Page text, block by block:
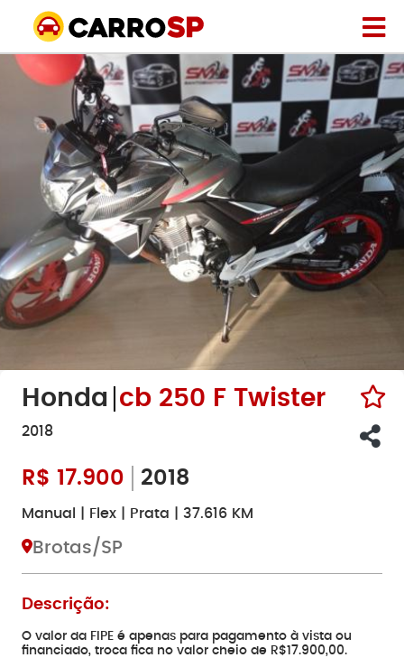
Honda cb 250 F Twister
2018
R$ 17.900 2018
Manual | Flex | Prata | 37.616 KM
Brotas/SP
Descrição:
O valor da FIPE é apenas para pagamento à vista ou
financiado, troca fica no valor cheio de R$17.900,00.